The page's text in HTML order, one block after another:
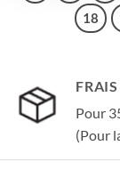
18
Pour
(Pour